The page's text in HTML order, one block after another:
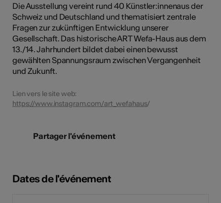
Die Ausstellung vereint rund 40 Künstler:innenaus der
Schweiz und Deutschland und thematisiert zentrale
Fragen zur zukünftigen Entwicklung unserer
Gesellschaft. Das historische ART Wefa-Haus aus dem
13./14. Jahrhundert bildet dabei einen bewusst
gewählten Spannungsraum zwischen Vergangenheit
und Zukunft.
Lien vers le site web:
https://www.instagram.com/art_wefahaus/
Partager l'événement
Dates de l'événement